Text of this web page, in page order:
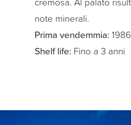
note minerali.
Prima vendemmia: 1986
Shelf life: Fino a 3 anni